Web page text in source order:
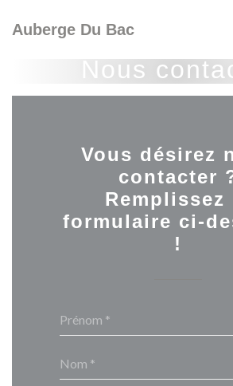
Auberge Du Bac
Nous
Vous désirez
contacter
Remplissez
formulaire ci-
!